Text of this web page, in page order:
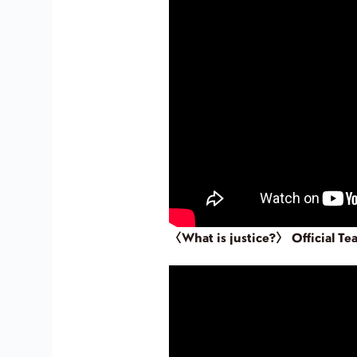
〈What is justice?〉 Official